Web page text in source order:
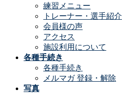
練習メニュー
トレーナー・選手紹介
会員様の声
アクセス
施設利用について
各種手続き
各種手続き
メルマガ 登録・解除
写真